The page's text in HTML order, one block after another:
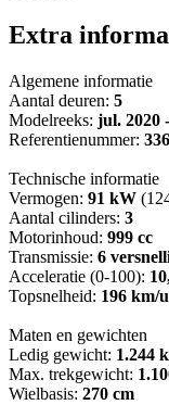
Extra
Algemene informatie
Aantal deuren: 5
Modelreeks: jul. 2020
Referentienummer:
Technische informatie
Vermogen: 91 kW
Aantal cilinders: 3
Motorinhoud: 999 cc
Transmissie: 6
Acceleratie (0-100):
Topsnelheid: 196 km/u
Maten en gewichten
Ledig gewicht: 1.244
Max. trekgewicht:
Wielbasis: 270 cm